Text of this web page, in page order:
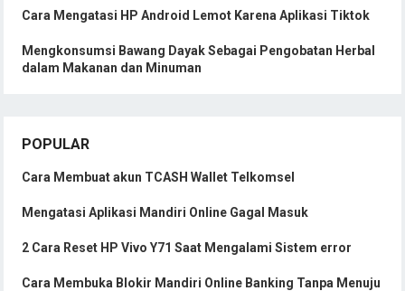
Cara Mengatasi HP Android Lemot Karena Aplikasi Tiktok
Mengkonsumsi Bawang Dayak Sebagai Pengobatan Herbal
dalam Makanan dan Minuman
POPULAR
Cara Membuat akun TCASH Wallet Telkomsel
Mengatasi Aplikasi Mandiri Online Gagal Masuk
2 Cara Reset HP Vivo Y71 Saat Mengalami Sistem error
Cara Membuka Blokir Mandiri Online Banking Tanpa Menuju